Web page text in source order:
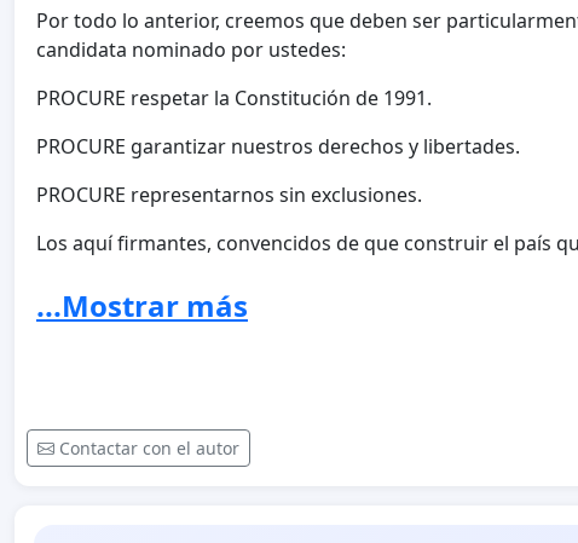
Por todo lo anterior, creemos que deben ser
candidata nominado por ustedes:
PROCURE respetar la Constitución de 1991.
PROCURE garantizar nuestros derechos y libertades.
PROCURE representarnos sin exclusiones.
Los aquí firmantes, convencidos de que construir el país
del proceso de nominación y reconoceremos la labor
...Mostrar más
Contactar con el autor